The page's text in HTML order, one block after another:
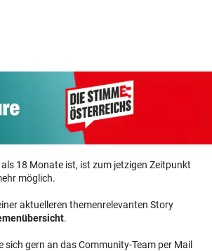
18 Monate ist, ist zum jetzigen Zeitpunkt
möglich.
aktuelleren themenrelevanten Story
.
sich gern an das Community-Team per Mail